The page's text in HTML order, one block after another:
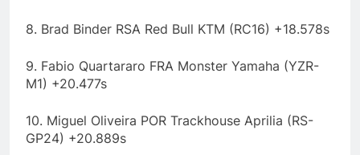
8. Brad Binder RSA Red Bull KTM (RC16) +18.578s
9. Fabio Quartararo FRA Monster Yamaha (YZR-
M1) +20.477s
10. Miguel Oliveira POR Trackhouse Aprilia (RS-
GP24) +20.889s